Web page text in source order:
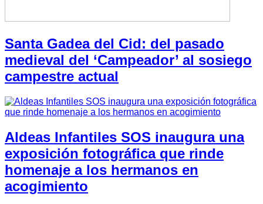
Santa Gadea del Cid: del pasado
medieval del ‘Campeador’ al sosiego
campestre actual
Aldeas Infantiles SOS inaugura una
exposición fotográfica que rinde
homenaje a los hermanos en
acogimiento